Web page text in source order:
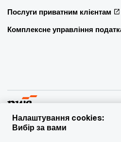
Послуги приватним клієнтам
Комплексне управління
Налаштування cookies:
Вибір за вами